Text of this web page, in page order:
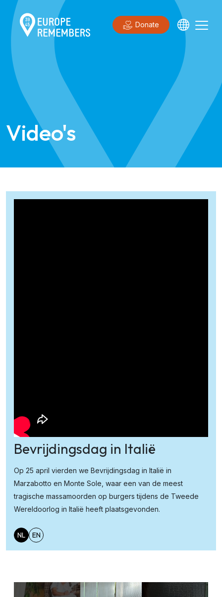
Donate
Video's
Bevrijdingsdag in Italië
Op 25 april vierden we Bevrijdingsdag in Italië in
Marzabotto en Monte Sole, waar een van de meest
tragische massamoorden op burgers tijdens de Tweede
Wereldoorlog in Italië heeft plaatsgevonden.
NL EN